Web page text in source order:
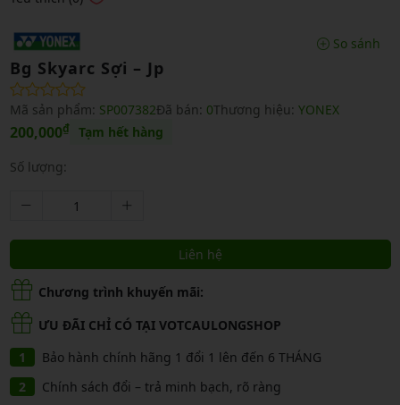
So sánh
Bg Skyarc Sợi – Jp
Mã sản phẩm: SP007382Đã bán: 0Thương hiệu: YONEX
200,000₫ Tạm hết hàng
Số lượng:
Liên hệ
Chương trình khuyến mãi:
ƯU ĐÃI CHỈ CÓ TẠI VOTCAULONGSHOP
Bảo hành chính hãng 1 đổi 1 lên đến 6 THÁNG
Chính sách đổi – trả minh bạch, rõ ràng